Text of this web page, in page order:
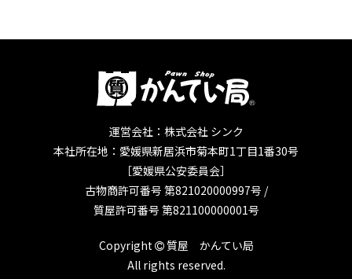
運営会社：株式会社 シンク
本社所在地：愛媛県新居浜市菊本町1丁目1番30号
［愛媛県公安委員会］
古物商許可番号 第821020000997号 /
質屋許可番号 第821100000001号
Copyright
質屋 かんてい局
All rights reserved.